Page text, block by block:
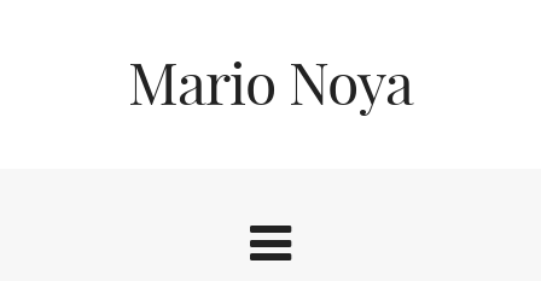
Mario Noya